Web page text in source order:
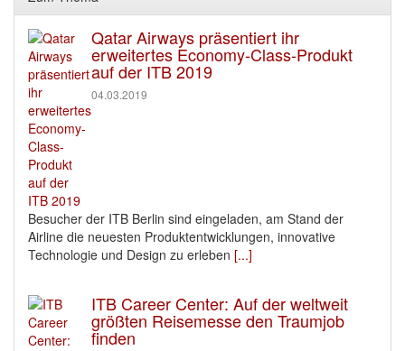
Qatar Airways präsentiert ihr
erweitertes Economy-Class-Produkt
auf der ITB 2019
04.03.2019
Besucher der ITB Berlin sind eingeladen, am Stand der
Airline die neuesten Produktentwicklungen, innovative
Technologie und Design zu erleben [...]
ITB Career Center: Auf der weltweit
größten Reisemesse den Traumjob
finden